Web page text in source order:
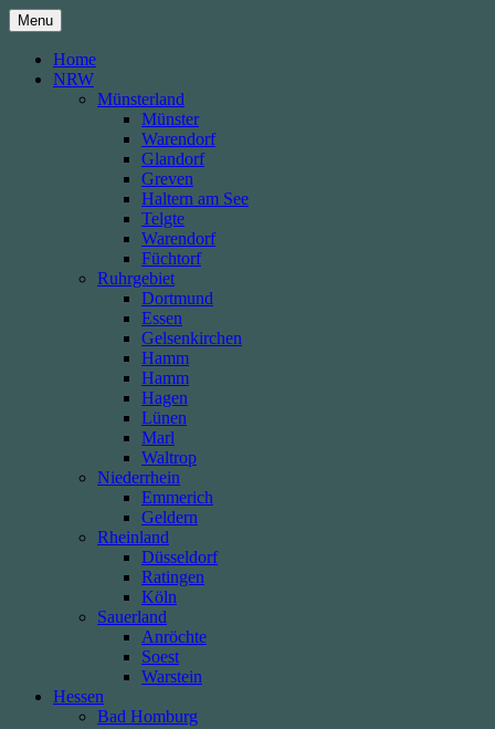
Skip
to
content
Menu
Home
NRW
Münsterland
Münster
Warendorf
Glandorf
Greven
Haltern am See
Telgte
Warendorf
Füchtorf
Ruhrgebiet
Dortmund
Essen
Gelsenkirchen
Hamm
Hamm
Hagen
Lünen
Marl
Waltrop
Niederrhein
Emmerich
Geldern
Rheinland
Düsseldorf
Ratingen
Köln
Sauerland
Anröchte
Soest
Warstein
Hessen
Bad Homburg